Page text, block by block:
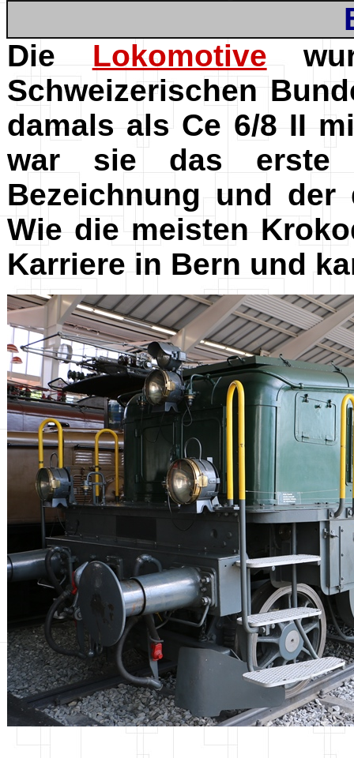
Die Lokomotive
Schweizerischen
damals als Ce 6/8 II
war sie das erste
Bezeichnung und der
Wie die meisten
Karriere in Bern und